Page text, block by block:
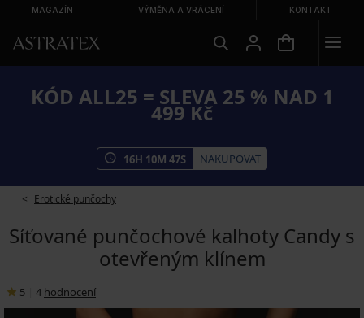
MAGAZÍN VÝMĚNA A VRÁCENÍ KONTAKT
KÓD ALL25 = SLEVA 25 % NAD 1
499 Kč
16H 10M 46S NAKUPOVAT
Erotické punčochy
Síťované punčochové kalhoty Candy s
otevřeným klínem
5 4 hodnocení